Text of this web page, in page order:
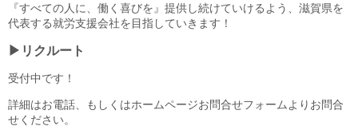
『すべての人に、働く喜びを』提供し続けていけるよう、滋賀県を
代表する就労支援会社を目指していきます！
▶リクルート
受付中です！
詳細はお電話、もしくはホームページお問合せフォームよりお問合
せください。